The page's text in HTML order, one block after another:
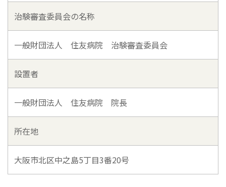
治験審査委員会の名称
一般財団法人 住友病院 治験審査委員会
設置者
一般財団法人 住友病院 院長
所在地
大阪市北区中之島5丁目3番20号